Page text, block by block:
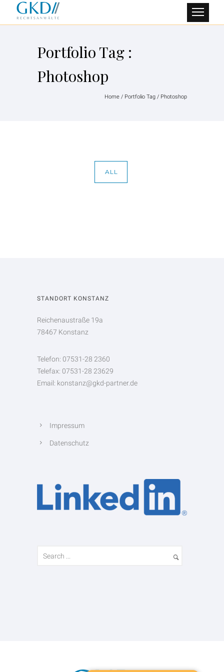
Portfolio Tag :
Photoshop
Home / Portfolio Tag / Photoshop
ALL
STANDORT KONSTANZ
Reichenaustraße 19a
78467 Konstanz
Telefon: 07531-28 2360
Telefax: 07531-28 23629
Email: konstanz@gkd-partner.de
Impressum
Datenschutz